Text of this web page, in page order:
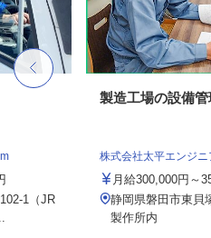
1（JR
製造工場の設備
株式会社太平エンジニ
月給300,000円～
静岡県磐田市東
製作所内